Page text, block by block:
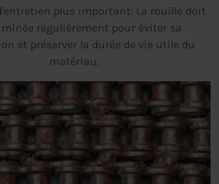
plus important: La rouille doit
régulièrement pour éviter sa
et préserver la durée de vie utile du
matériau.